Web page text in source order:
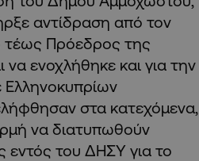
αντίδραση από τον
τέως Πρόεδρος της
να ενοχλήθηκε και για την
στα κατεχόμενα,
να διατυπωθούν
εντός του ΔΗΣΥ για το